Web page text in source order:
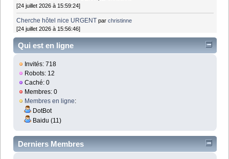
[24 juillet 2026 à 15:59:24]
Cherche hôtel nice URGENT parchristinne
[24 juillet 2026 à 15:56:46]
Qui est en ligne
Invités: 718
Robots: 12
Caché: 0
Membres: 0
Membres en ligne:
DotBot
Baidu (11)
Derniers Membres